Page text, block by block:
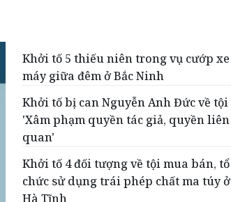
Khởi tố 5 thiếu niên trong vụ cướp xe
máy giữa đêm ở Bắc Ninh
Khởi tố bị can Nguyễn Anh Đức về tội
'Xâm phạm quyền tác giả, quyền liên
quan'
Khởi tố 4 đối tượng về tội mua bán, tổ
chức sử dụng trái phép chất ma túy ở
Hà Tĩnh